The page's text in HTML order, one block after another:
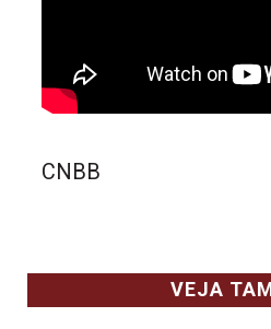
CNBB
VEJA